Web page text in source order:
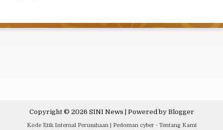
Copyright © 2026 SINI News | Powered by Blogger
Kode Etik Internal Perusahaan| Pedoman cyber- Tentang Kami